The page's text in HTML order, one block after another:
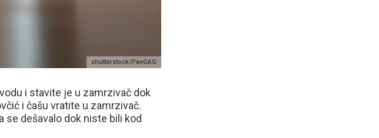
shutterstock/PaeGAG
i stavite je u zamrzivač dok
i čašu vratite u zamrzivač.
se dešavalo dok niste bili kod